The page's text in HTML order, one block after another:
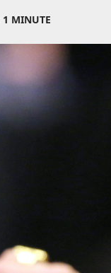
1 MINUTE